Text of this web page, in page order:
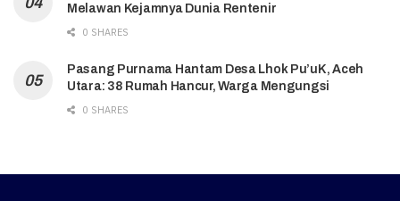
Melawan Kejamnya Dunia Rentenir
0 SHARES
Pasang Purnama Hantam Desa Lhok Pu’uK, Aceh
Utara: 38 Rumah Hancur, Warga Mengungsi
0 SHARES